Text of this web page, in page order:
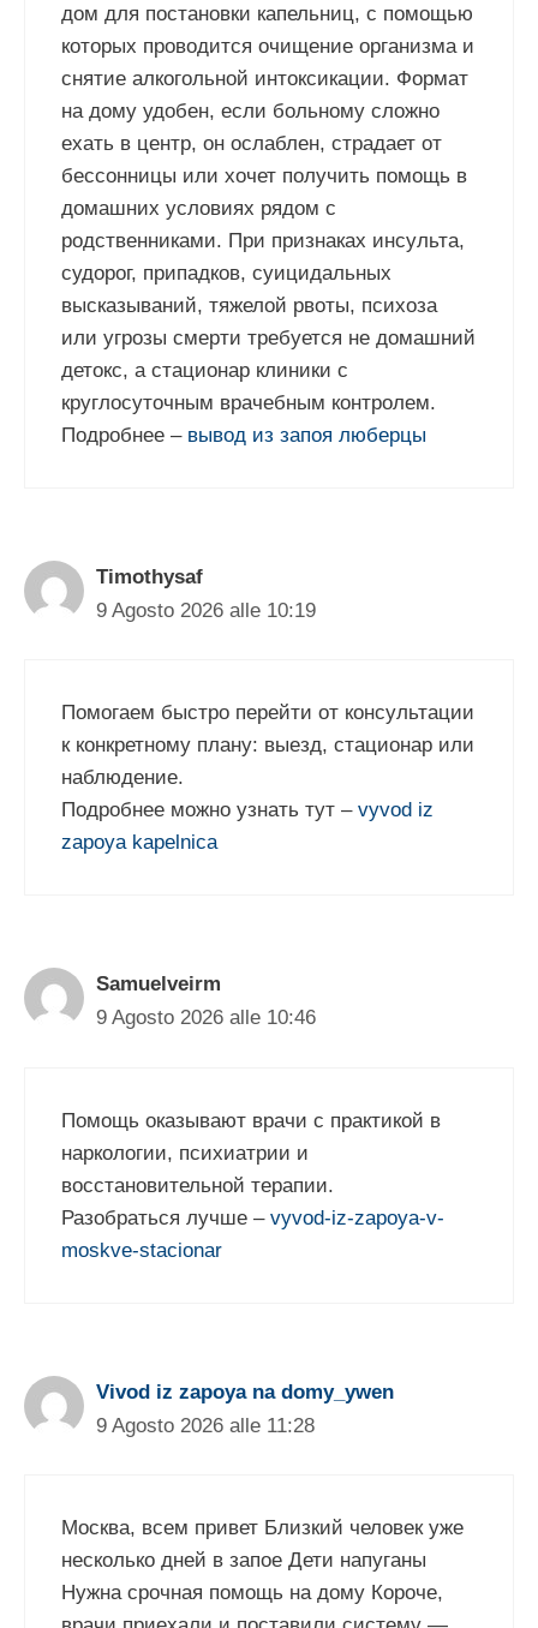
дом для постановки капельниц, с помощью
которых проводится очищение организма и
снятие алкогольной интоксикации. Формат
на дому удобен, если больному сложно
ехать в центр, он ослаблен, страдает от
бессонницы или хочет получить помощь в
домашних условиях рядом с
родственниками. При признаках инсульта,
судорог, припадков, суицидальных
высказываний, тяжелой рвоты, психоза
или угрозы смерти требуется не домашний
детокс, а стационар клиники с
круглосуточным врачебным контролем.
Подробнее – вывод из запоя люберцы
Timothysaf
9 Agosto 2026 alle 10:19
Помогаем быстро перейти от консультации
к конкретному плану: выезд, стационар или
наблюдение.
Подробнее можно узнать тут – vyvod iz
zapoya kapelnica
Samuelveirm
9 Agosto 2026 alle 10:46
Помощь оказывают врачи с практикой в
наркологии, психиатрии и
восстановительной терапии.
Разобраться лучше – vyvod-iz-zapoya-v-
moskve-stacionar
Vivod iz zapoya na domy_ywen
9 Agosto 2026 alle 11:28
Москва, всем привет Близкий человек уже
несколько дней в запое Дети напуганы
Нужна срочная помощь на дому Короче,